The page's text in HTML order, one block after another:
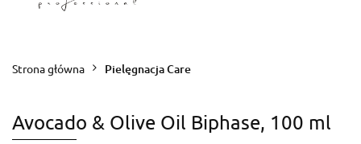
Strona główna Pielęgnacja Care
Avocado & Olive Oil Biphase, 100 ml